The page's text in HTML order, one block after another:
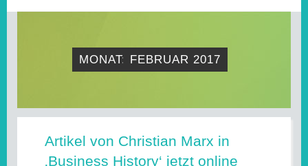
MONAT: FEBRUAR 2017
Artikel von Christian Marx in
‚Business History‘ jetzt online